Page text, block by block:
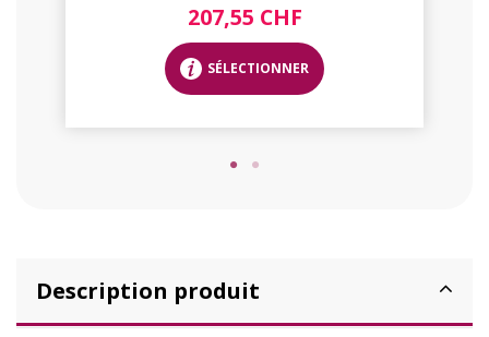
207,55 CHF
SÉLECTIONNER
Description produit